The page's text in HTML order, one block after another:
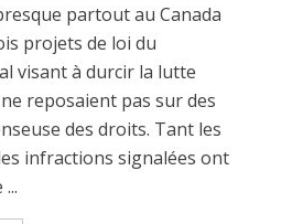
partout au Canada
projets de loi du
visant à durcir la lutte
reposaient pas sur des
des droits. Tant les
infractions signalées ont